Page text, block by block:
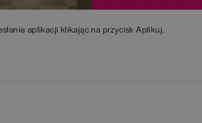
aplikacji klikając na przycisk Aplikuj.